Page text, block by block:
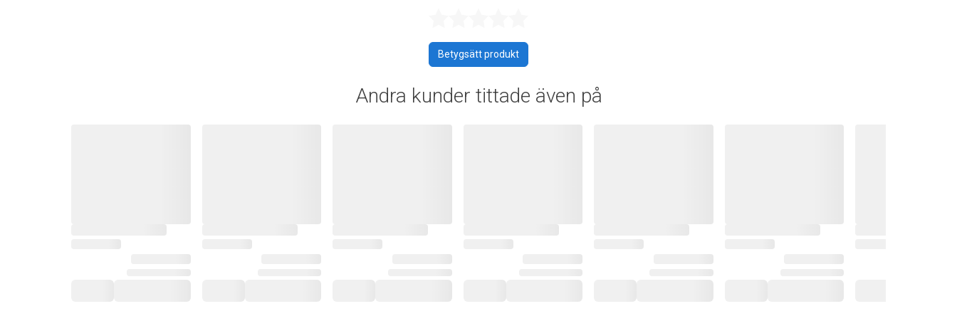
Betygsätt produkt
Andra kunder tittade även på